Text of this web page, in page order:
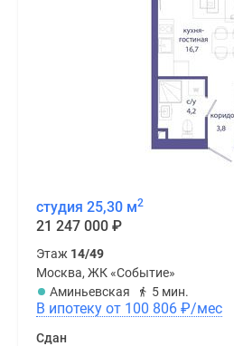
студия 25,30 м2
21 247 000 ₽
Этаж 14/49
Москва, ЖК «Событие»
Аминьевская
5 мин.
В ипотеку от 100 806 ₽/мес
Сдан